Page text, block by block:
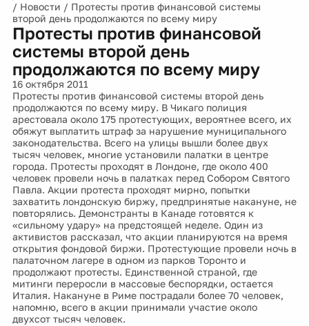
/ Новости / Протесты против финансовой системы
второй день продолжаются по всему миру
Протесты против финансовой
системы второй день
продолжаются по всему миру
16 октября 2011
Протесты против финансовой системы второй день
продолжаются по всему миру. В Чикаго полиция
арестовала около 175 протестующих, вероятнее всего, их
обяжут выплатить штраф за нарушение муниципального
законодательства. Всего на улицы вышли более двух
тысяч человек, многие установили палатки в центре
города. Протесты проходят в Лондоне, где около 400
человек провели ночь в палатках перед Собором Святого
Павла. Акции протеста проходят мирно, попытки
захватить лондонскую биржу, предпринятые накануне, не
повторялись. Демонстранты в Канаде готовятся к
«сильному удару» на предстоящей неделе. Один из
активистов рассказал, что акции планируются на время
открытия фондовой биржи. Протестующие провели ночь в
палаточном лагере в одном из парков Торонто и
продолжают протесты. Единственной страной, где
митинги переросли в массовые беспорядки, остается
Италия. Накануне в Риме пострадали более 70 человек,
напомню, всего в акции принимали участие около
двухсот тысяч человек.